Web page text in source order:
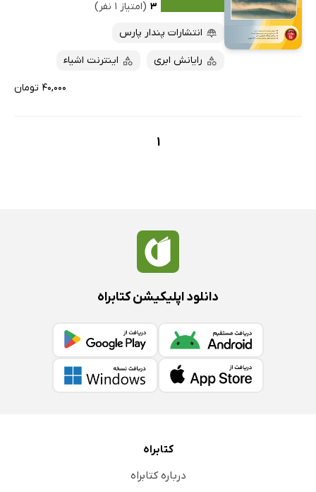
پرفروش‌ها
پربحث‌ها
ارزان ترین‌ها
کتاب‌های متنی
۳ (امتیاز ۱ نفر)
انتشارات پندار پارس
رایانش ابری اینترنت اشیاء
۴۰,۰۰۰ تومان
1
دانلود اپلیکیشن کتابراه
کتابراه
درباره کتابراه